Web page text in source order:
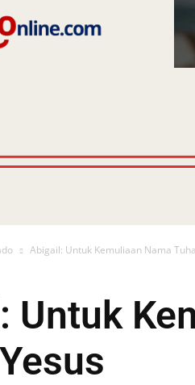
Abigail: Untuk Kemuliaan Nama
Untuk